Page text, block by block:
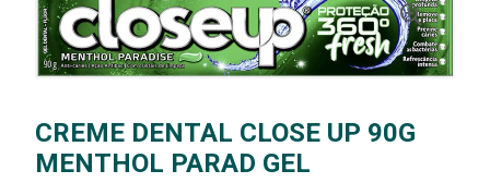
CREME DENTAL CLOSE UP 90G
MENTHOL PARAD GEL